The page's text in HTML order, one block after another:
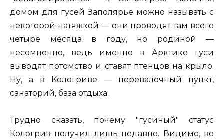
домом для гусей Заполярье можно называть с
некоторой натяжкой — они проводят там всего
четыре месяца в году, но родиной —
несомненно, ведь именно в Арктике гуси
выводят потомство и ставят птенцов на крыло.
Ну, а в Кологриве — перевалочный пункт,
санаторий, база отдыха.
Трудно сказать, почему "гусиный" статус
Кологрив получил лишь недавно. Видимо, во